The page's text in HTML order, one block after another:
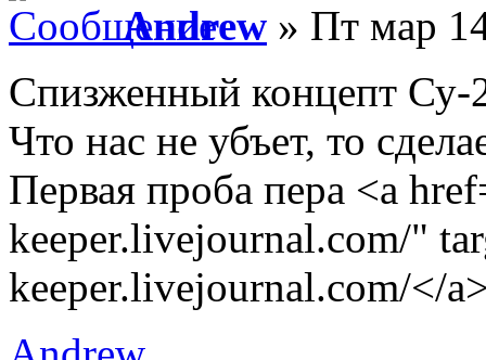
Andrew » Пт мар
Спизженный концепт Су-
Что нас не убъет, то
Первая проба пера <a
keeper.livejournal.com/"
keeper.livejournal.com/</